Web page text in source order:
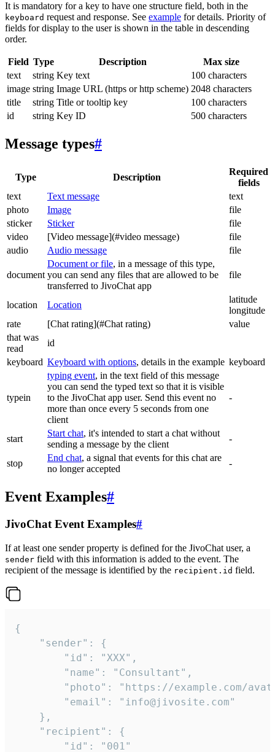
It is mandatory for a key to have one structure field, both in the
keyboard request and response. See example for details. Priority of
fields for display to the user is shown in the table in descending
order.
Field Type Description
Max size
text
string Key text
100 characters
image string Image URL (https or http scheme) 2048 characters
title
string Title or tooltip key
100 characters
id
string Key ID 500 characters
Message types#
Type Description
Required
fields
text
Text message
text
photo
Image
file
sticker
Sticker
file
video
[Video message](#video message)
file
audio
Audio message file
document
Document or file, in a message of this type,
you can send any files that are allowed to be
transferred to JivoChat app
file
location Location
latitude
longitude
rate
[Chat rating](#Chat rating)
value
that was
read
id
keyboard Keyboard with options, details in the example keyboard
typein
typing event, in the text field of this message
you can send the typed text so that it is visible
to the JivoChat app user. Send this event no
more than once every 5 seconds from one
client
-
start
Start chat, it's intended to start a chat without
sending a message by the client
-
stop
End chat, a signal that events for this chat are
no longer accepted
-
Event Examples#
JivoChat Event Examples#
If at least one sender property is defined for the JivoChat user, a
sender field with this information is added to the event. The
recipient of the message is identified by the recipient.id field.
{